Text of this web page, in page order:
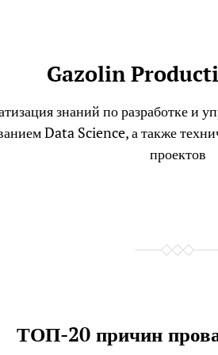
Gazolin
знаний по разработке и
Data Science, а также
проектов
ТОП-20 причин